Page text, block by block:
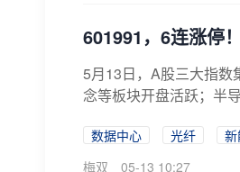
601991，6连涨停
5月13日，A股三大指数
念等板块开盘活跃；半
数据中心 光纤
梅双
05-13 10:27